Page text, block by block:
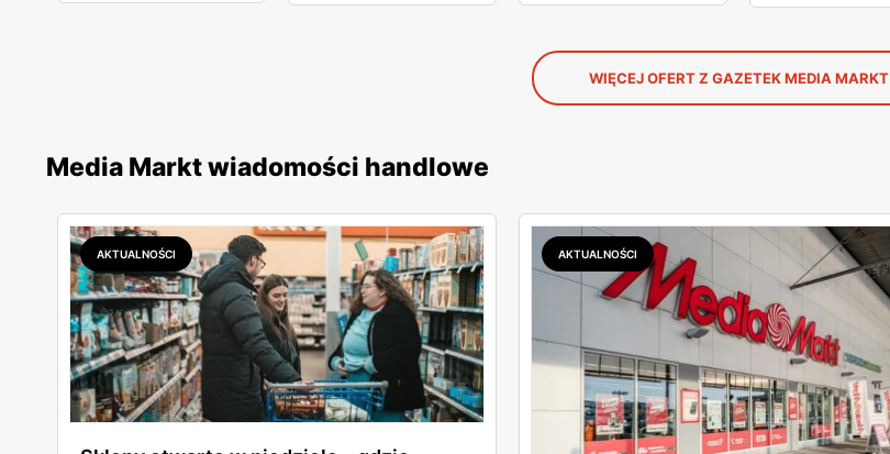
WIĘCEJ OFERT Z GAZETEK MEDIA MARKT
Media Markt wiadomości handlowe
AKTUALNOŚCI AKTUALNOŚCI